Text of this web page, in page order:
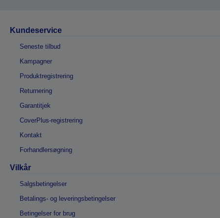
Kundeservice
Seneste tilbud
Kampagner
Produktregistrering
Returnering
Garantitjek
CoverPlus-registrering
Kontakt
Forhandlersøgning
Vilkår
Salgsbetingelser
Betalings- og leveringsbetingelser
Betingelser for brug